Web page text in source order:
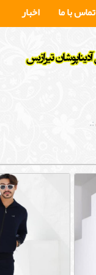
تماس با ما
اخبار